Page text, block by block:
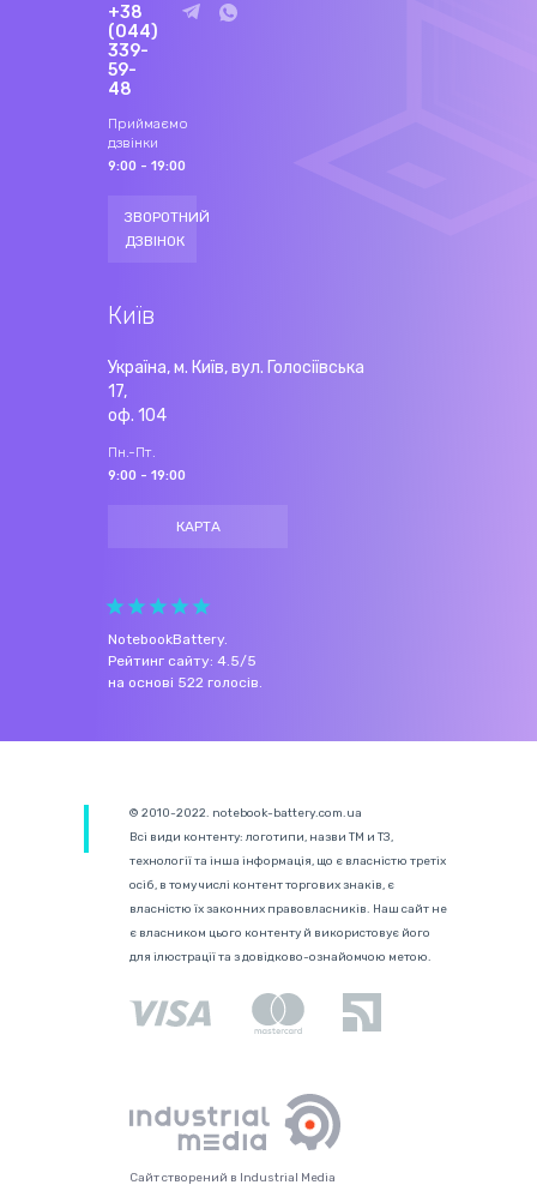
+38
(044)
339-
59-
48
Приймаємо
дзвінки
9:00 - 19:00
ЗВОРОТНИЙ
ДЗВІНОК
Київ
Україна, м. Київ, вул. Голосіївська
17,
оф. 104
Пн.-Пт.
9:00 - 19:00
КАРТА
NotebookBattery.
Рейтинг сайту: 4.5/5
на основі 522 голосів.
© 2010-2022. notebook-battery.com.ua
Всі види контенту: логотипи, назви ТМ и ТЗ,
технології та інша інформація, що є власністю третіх
осіб, в тому числі контент торгових знаків, є
власністю їх законних правовласників. Наш сайт не
є власником цього контенту й використовує його
для ілюстрації та з довідково-ознайомчою метою.
Сайт створений в Industrial Media